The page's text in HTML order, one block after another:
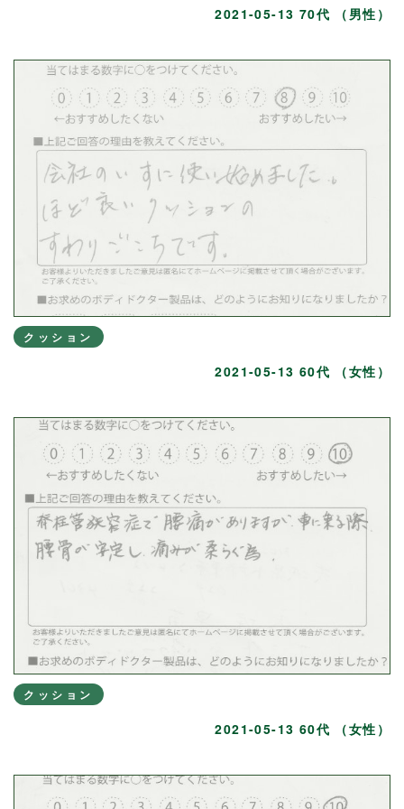
2021-05-13 70代 （男性）
クッション
2021-05-13 60代 （女性）
クッション
2021-05-13 60代 （女性）